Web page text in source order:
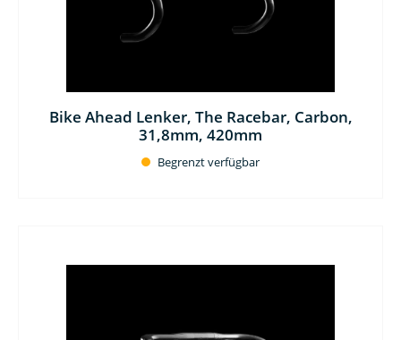
Bike Ahead Lenker, The Racebar, Carbon,
31,8mm, 420mm
Begrenzt verfügbar